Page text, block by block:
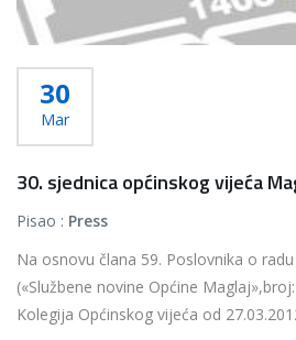
30
Mar
30. sjednica općinskog vijeća
Pisao : Press
Na osnovu člana 59. Poslovnika o
(«Službene novine Općine
Kolegija Općinskog vijeća od